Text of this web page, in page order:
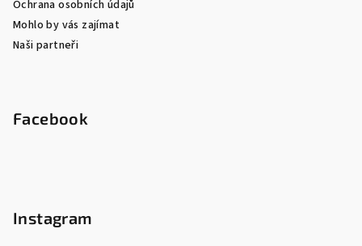
Ochrana osobních údajů
Mohlo by vás zajímat
Naši partneři
Facebook
Instagram